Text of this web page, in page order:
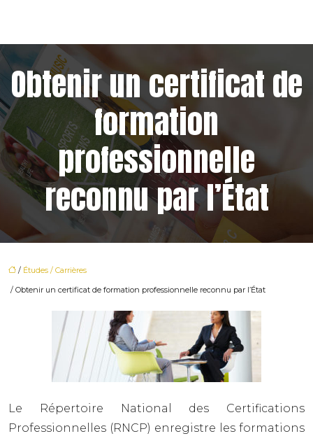
Obtenir un certificat de
formation
professionnelle
reconnu par l’État
/ Études / Carrières
/ Obtenir un certificat de formation professionnelle reconnu par l’État
Le Répertoire National des Certifications
Professionnelles (RNCP) enregistre les formations